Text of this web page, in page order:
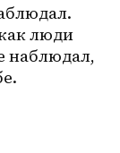
люди
наблюдал,